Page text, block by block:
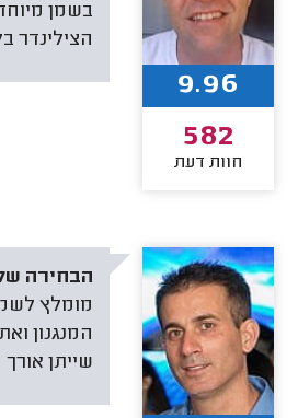
בשמן
הצילינדר
9.96
582
חוות דעת
הבחירה
מומלץ
המנגנון
שייתן